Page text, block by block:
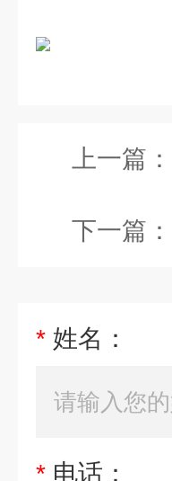
上一篇：
下一篇：
* 姓名：
* 电话：